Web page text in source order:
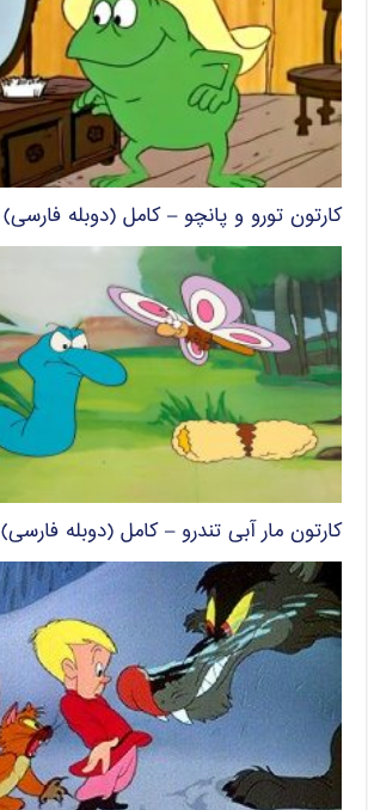
کارتون تورو و پانچو – کامل (دوبله فارسی)
کارتون مار آبی تندرو – کامل (دوبله فارسی)